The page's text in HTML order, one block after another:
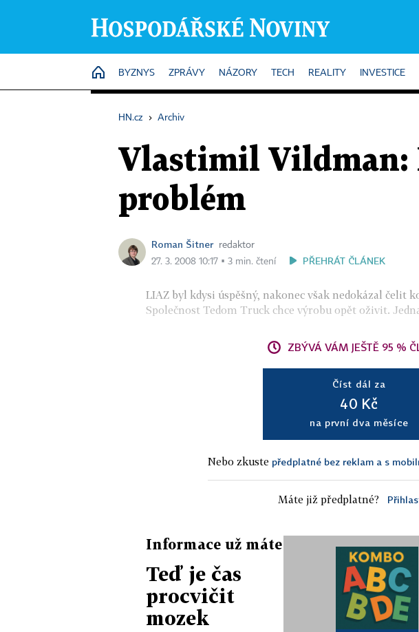
HOME
BYZNYS ZPRÁVY NÁZORY TECH REALITY INVESTICE
HN.cz › Archiv
Vlastimil Vildman:
problém
Roman Šitner
redaktor
27. 3. 2008 10:17 ▪ 3 min. čtení
PŘEHRÁT ČLÁNEK
LIAZ byl kdysi úspěšný, nakonec však nedokázal čelit
Společnost Tedom Truck chce výrobu opět oživit.
ZBÝVÁ VÁM JEŠTĚ 95 %
Číst dál za
40 Kč
na první dva měsíce
Nebo zkuste předplatné bez reklam a s
Máte již předplatné?
Informace už máte
Teď je čas
procvičit
mozek